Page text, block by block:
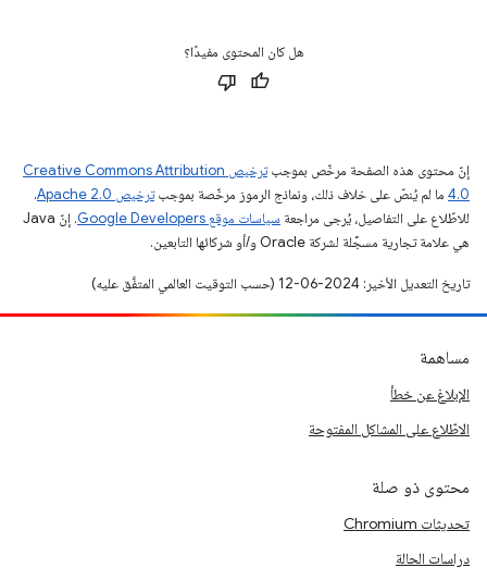
هل كان المحتوى مفيدًا؟
إنّ محتوى هذه الصفحة مرخّص بموجب
ترخيص Creative Commons Attribution
4.0‏ ما لم يُنصّ على خلاف ذلك، ونماذج الرموز مرخّصة بموجبترخيص Apache 2.0‏
.
للاطّلاع على التفاصيل، يُرجى مراجعة سياسات موقع Google Developers‏
. إنّ Java
هي علامة تجارية مسجَّلة لشركة Oracle و/أو شركائها التابعين.
تاريخ التعديل الأخير: 2024-06-12 (حسب التوقيت العالمي المتفَّق عليه)
مساهمة
الإبلاغ عن خطأ
الاطّلاع على المشاكل المفتوحة
محتوى ذو صلة
تحديثات Chromium
دراسات الحالة